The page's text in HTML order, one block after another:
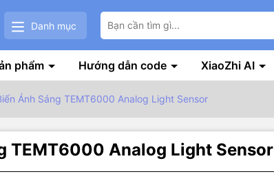
Danh mục
phẩm Hướng dẫn code XiaoZhi AI
Ánh Sáng TEMT6000 Analog Light Sensor
TEMT6000 Analog Light Sensor